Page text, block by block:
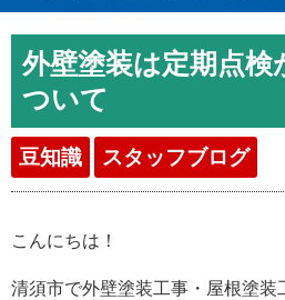
外壁塗装は定期点検
ついて
豆知識 スタッフブログ
こんにちは！
清須市で外壁塗装工事・屋根塗装